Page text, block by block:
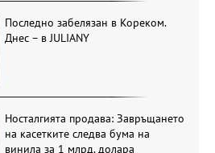
Последно забелязан в Кореком.
Днес – в JULIANY
Носталгията продава: Завръщането
на касетките следва бума на
винила за 1 млрд. долара